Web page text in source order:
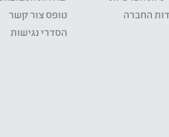
החברה
טופס צור קשר
הסדרי נגישות